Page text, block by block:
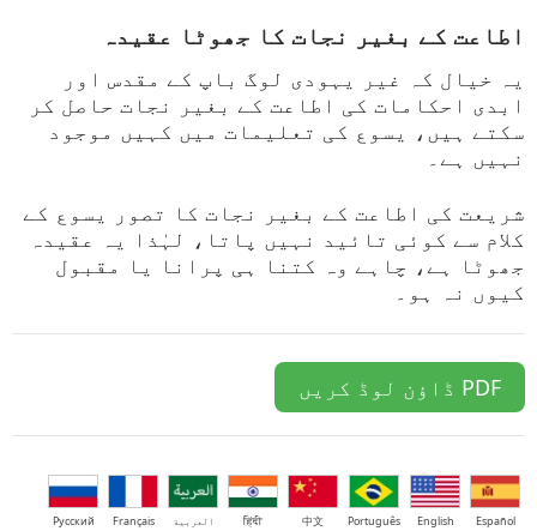
اطاعت کے بغیر نجات کا جھوٹا عقیدہ
یہ خیال کہ غیر یہودی لوگ باپ کے مقدس اور
ابدی احکامات کی اطاعت کے بغیر نجات حاصل کر
سکتے ہیں، یسوع کی تعلیمات میں کہیں موجود
نہیں ہے۔
شریعت کی اطاعت کے بغیر نجات کا تصور یسوع کے
کلام سے کوئی تائید نہیں پاتا، لہٰذا یہ عقیدہ
جھوٹا ہے، چاہے وہ کتنا ہی پرانا یا مقبول
کیوں نہ ہو۔
PDF ڈاؤن لوڈ کریں
Español
English
Português
中文
हिंदी العربية Français
Русский